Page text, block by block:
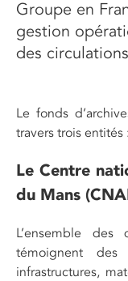
Groupe en
gestion
des
Le fonds
travers trois entités :
Le Centre
du Mans
L’ensemble
témoignent des
infrastructures,